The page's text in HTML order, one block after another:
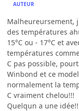
AUTEUR
Malheureursement,
des températures
15°C ou - 17°C et
températures
C pas possible,
Winbond et ce
normalement la
C vraiment chelou!!!
Quelqun a une